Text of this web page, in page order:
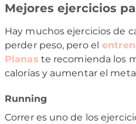
Mejores ejercicios
Hay muchos ejercicios de
perder peso, pero el
Planas te recomienda los
calorías y aumentar el
Running
Correr es uno de los